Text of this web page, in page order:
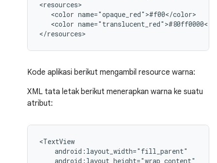
<color
<color name="translucent_red">#80ff0000</
</resources>
Kode aplikasi berikut mengambil resource warna:
XML tata letak berikut menerapkan warna ke suatu
atribut: